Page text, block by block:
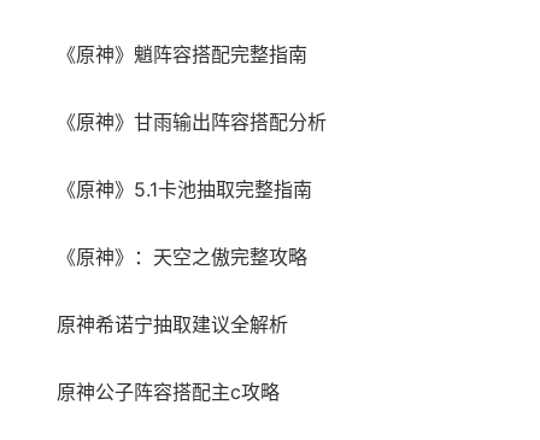
《原神》魈阵容搭配完整指南
《原神》甘雨输出阵容搭配分析
《原神》5.1卡池抽取完整指南
《原神》：天空之傲完整攻略
原神希诺宁抽取建议全解析
原神公子阵容搭配主c攻略